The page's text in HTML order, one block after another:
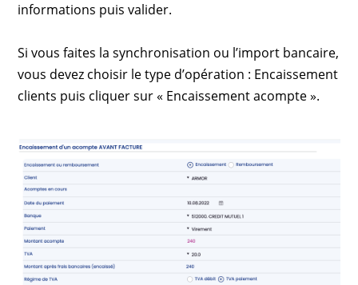
informations puis valider.
Si vous faites la synchronisation ou l’import bancaire,
vous devez choisir le type d’opération : Encaissement
clients puis cliquer sur « Encaissement acompte ».